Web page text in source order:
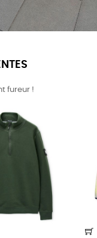
fureur !